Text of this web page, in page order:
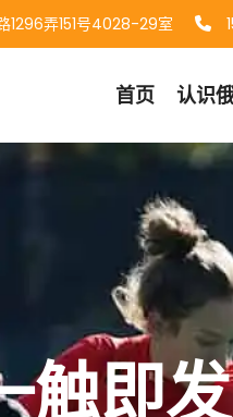
1296弄151号4028-29室
首页 认识
触即